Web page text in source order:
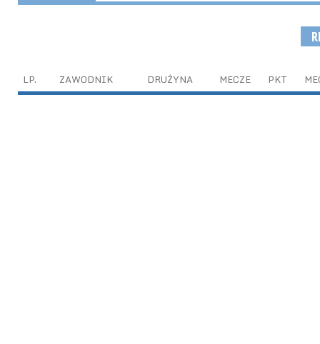
LP. ZAWODNIK DRUŻYNA MECZE PKT